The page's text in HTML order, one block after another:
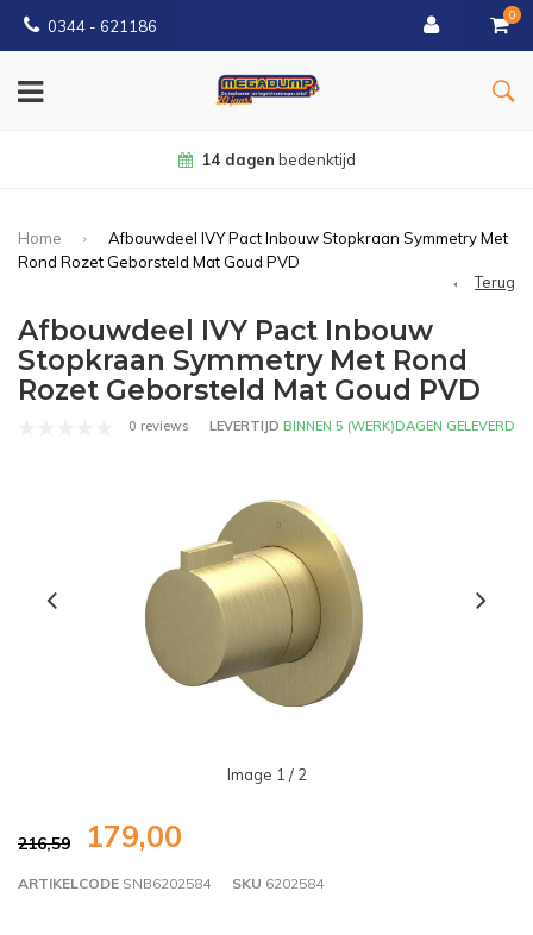
0344 - 621186
0
14 dagen bedenktijd
Home
Afbouwdeel IVY Pact Inbouw Stopkraan Symmetry Met
Rond Rozet Geborsteld Mat Goud PVD
Terug
Afbouwdeel IVY Pact Inbouw
Stopkraan Symmetry Met Rond
Rozet Geborsteld Mat Goud PVD
0 reviews LEVERTIJD BINNEN 5 (WERK)DAGEN GELEVERD
Image 1 / 2
216,59 179,00
ARTIKELCODE SNB6202584 SKU 6202584